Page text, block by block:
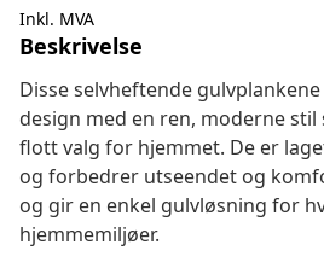
Inkl. MVA
Beskrivelse
Disse selvheftende
design med en ren, moderne
flott valg for hjemmet. De er
og forbedrer utseendet og
og gir en enkel gulvløsning for
hjemmemiljøer.